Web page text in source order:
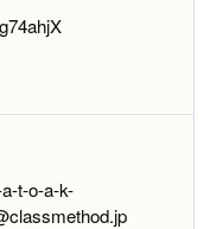
t-o-a-k-